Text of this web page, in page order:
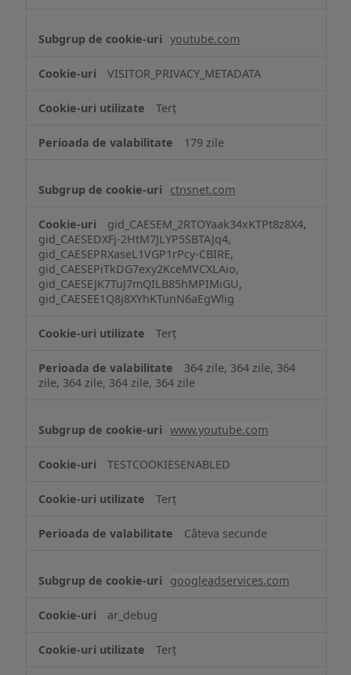
youtube.com
VISITOR_PRIVACY_METADATA
Terț
179 zile
ctnsnet.com
gid_CAESEM_2RTOYaak34xKTPt8z8X4,
gid_CAESEDXFj-2HtM7JLYP5SBTAJq4,
gid_CAESEPRXaseL1VGP1rPcy-CBIRE,
gid_CAESEPiTkDG7exy2KceMVCXLAio,
gid_CAESEJK7TuJ7mQILB85hMPIMiGU,
gid_CAESEE1Q8j8XYhKTunN6aEgWlig
Terț
364 zile, 364 zile, 364
zile, 364 zile, 364 zile, 364 zile
www.youtube.com
TESTCOOKIESENABLED
Terț
Câteva secunde
googleadservices.com
ar_debug
Terț